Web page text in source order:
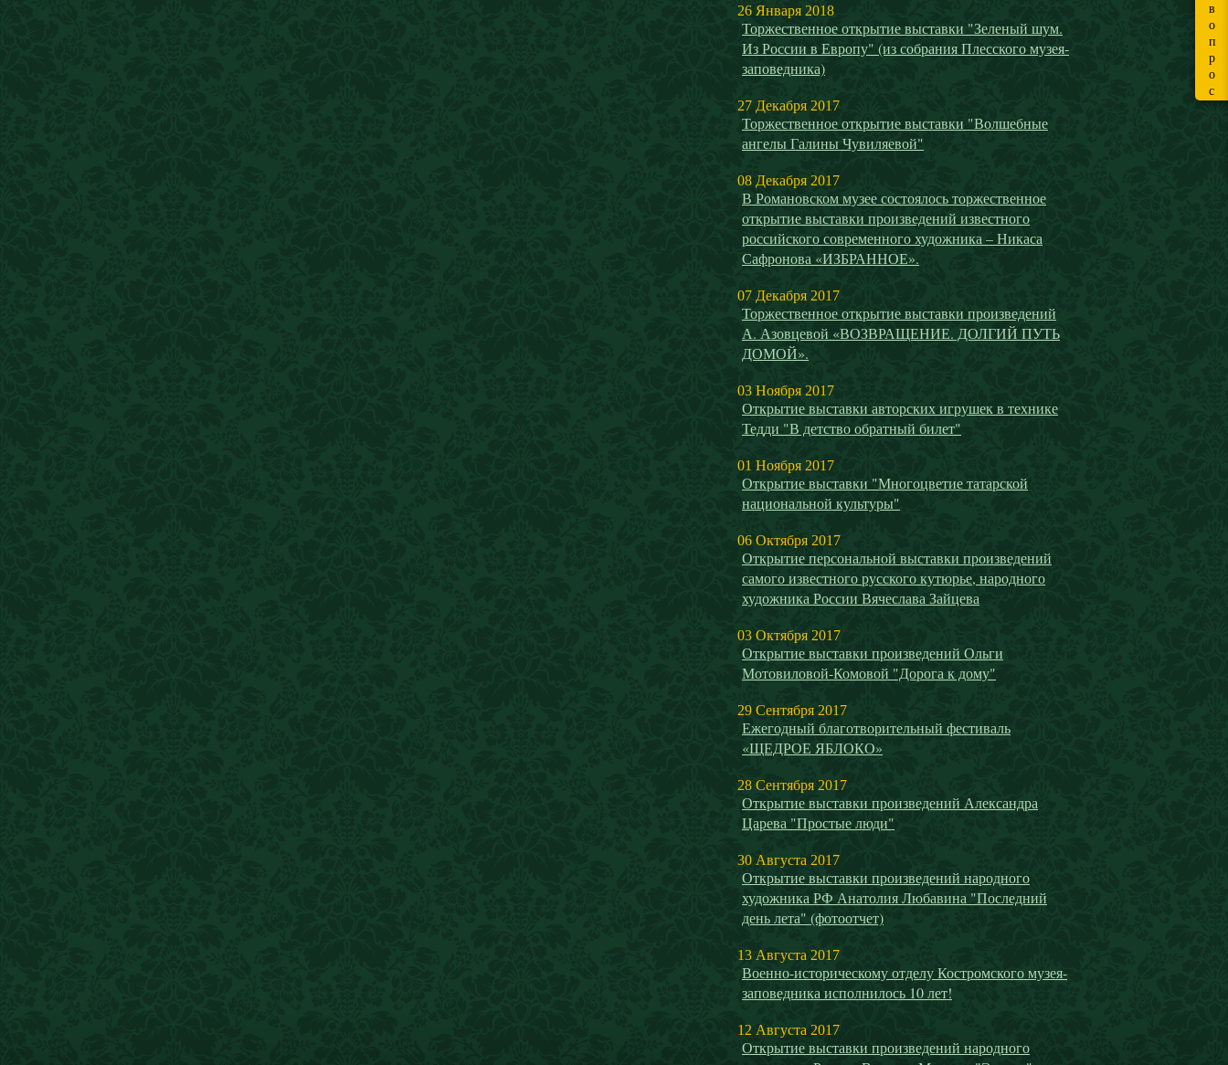
в
о
п
р
о
с
26 Января 2018
Торжественное открытие выставки "Зеленый шум.
Из России в Европу" (из собрания Плесского музея-
заповедника)
27 Декабря 2017
Торжественное открытие выставки "Волшебные
ангелы Галины Чувиляевой"
08 Декабря 2017
В Романовском музее состоялось торжественное
открытие выставки произведений известного
российского современного художника – Никаса
Сафронова «ИЗБРАННОЕ».
07 Декабря 2017
Торжественное открытие выставки произведений
А. Азовцевой «ВОЗВРАЩЕНИЕ. ДОЛГИЙ ПУТЬ
ДОМОЙ».
03 Ноября 2017
Открытие выставки авторских игрушек в технике
Тедди "В детство обратный билет"
01 Ноября 2017
Открытие выставки "Многоцветие татарской
национальной культуры"
06 Октября 2017
Открытие персональной выставки произведений
самого известного русского кутюрье, народного
художника России Вячеслава Зайцева
03 Октября 2017
Открытие выставки произведений Ольги
Мотовиловой-Комовой "Дорога к дому"
29 Сентября 2017
Ежегодный благотворительный фестиваль
«ЩЕДРОЕ ЯБЛОКО»
28 Сентября 2017
Открытие выставки произведений Александра
Царева "Простые люди"
30 Августа 2017
Открытие выставки произведений народного
художника РФ Анатолия Любавина "Последний
день лета" (фотоотчет)
13 Августа 2017
Военно-историческому отделу Костромского музея-
заповедника исполнилось 10 лет!
12 Августа 2017
Открытие выставки произведений народного